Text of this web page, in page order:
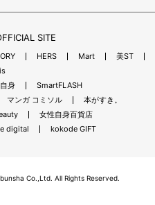
SITE
HERS Mart
美ST
身
SmartFLASH
マンガ コミソル
本がすき。
女性自身百貨店
digital kokode GIFT
Co.,Ltd. All Rights Reserved.